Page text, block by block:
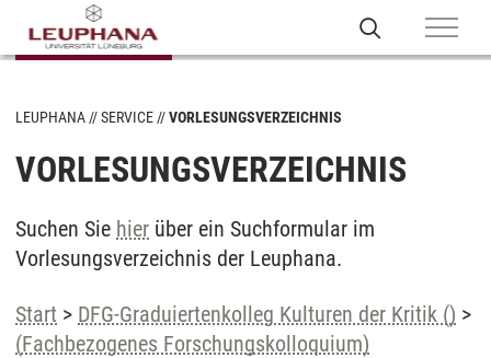
LEUPHANA SERVICE VORLESUNGSVERZEICHNIS
VORLESUNGSVERZEICHNIS
Suchen Sie hier über ein Suchformular im
Vorlesungsverzeichnis der Leuphana.
Start > DFG-Graduiertenkolleg Kulturen der Kritik () >
(Fachbezogenes Forschungskolloquium)